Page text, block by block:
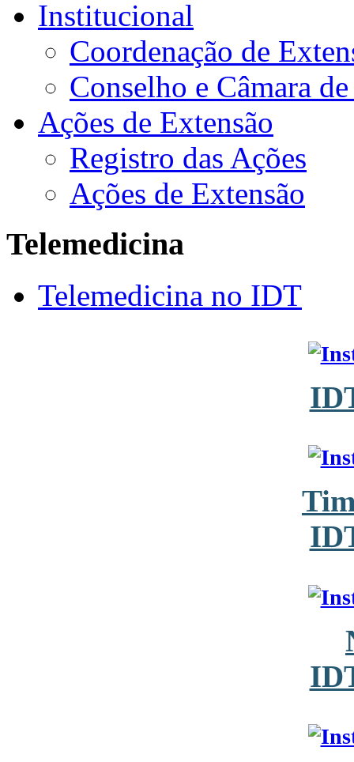
Institucional
Coordenação de
Conselho e Câmara
Ações de Extensão
Registro das Ações
Ações de Extensão
Telemedicina
Telemedicina no IDT